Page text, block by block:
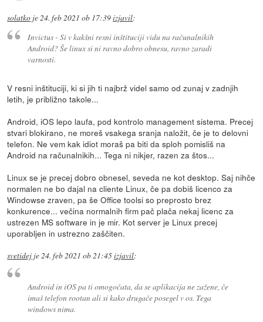
solatko je24. feb 2021 ob 17:39izjavil:
Invictus - Si v kakšni resni inštituciji vidu na računalnikih
Android? Še linux si ni ravno dobro obnesu, ravno zaradi
varnosti.
V resni inštituciji, ki si jih ti najbrž videl samo od zunaj v zadnjih
letih, je približno takole...
Android, iOS lepo laufa, pod kontrolo management sistema. Precej
stvari blokirano, ne moreš vsakega sranja naložit, če je to delovni
telefon. Ne vem kak idiot moraš pa biti da sploh pomisliš na
Android na računalnikih... Tega ni nikjer, razen za štos...
Linux se je precej dobro obnesel, seveda ne kot desktop. Saj nihče
normalen ne bo dajal na cliente Linux, če pa dobiš licenco za
Windowse zraven, pa še Office toolsi so preprosto brez
konkurence... večina normalnih firm pač plača nekaj licenc za
ustrezen MS software in je mir. Kot server je Linux precej
uporabljen in ustrezno zaščiten.
svetidej je24. feb 2021 ob 21:45izjavil:
Android in iOS pa ti omogočata, da se aplikacija ne zažene, če
imaš telefon rootan ali si kako drugače posegel v os. Tega
windows nima.